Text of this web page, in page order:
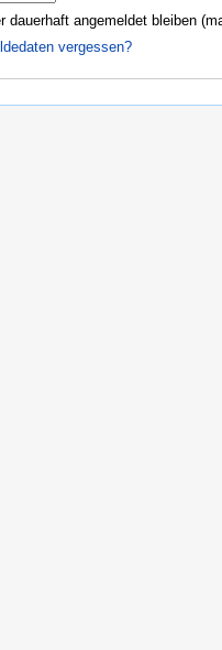
dauerhaft angemeldet bleiben
vergessen?